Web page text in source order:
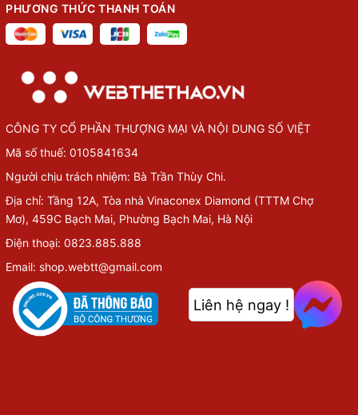
PHƯƠNG THỨC THANH TOÁN
CÔNG TY CỔ PHẦN THƯỢNG MẠI VÀ NỘI DUNG SỐ VIỆT
Mã số thuế: 0105841634
Người chịu trách nhiệm: Bà Trần Thùy Chi.
Địa chỉ: Tầng 12A, Tòa nhà Vinaconex Diamond (TTTM Chợ
Mơ), 459C Bạch Mai, Phường Bạch Mai, Hà Nội
Điện thoại: 0823.885.888
Email: shop.webtt@gmail.com
Liên hệ ngay !